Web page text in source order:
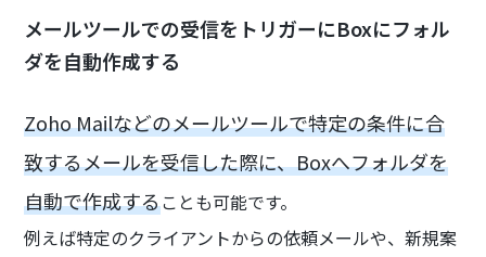
メールツールでの受信をトリガーにBoxにフォル
ダを自動作成する
Zoho Mailなどのメールツールで特定の条件に合
致するメールを受信した際に、Boxへフォルダを
自動で作成することも可能です。
例えば特定のクライアントからの依頼メールや、新規案